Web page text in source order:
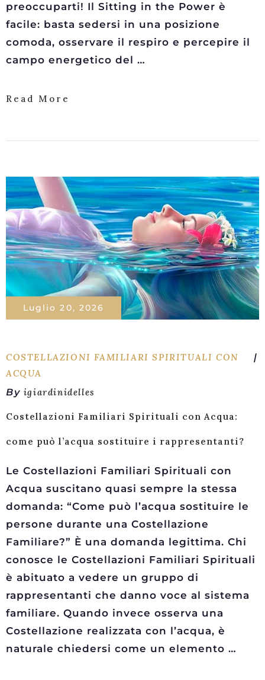
preoccuparti! Il Sitting in the Power è
facile: basta sedersi in una posizione
comoda, osservare il respiro e percepire il
campo energetico del …
Read More
Luglio 20, 2026
COSTELLAZIONI FAMILIARI SPIRITUALI CON
ACQUA
By igiardinidelles
Costellazioni Familiari Spirituali con Acqua:
come può l’acqua sostituire i rappresentanti?
Le Costellazioni Familiari Spirituali con
Acqua suscitano quasi sempre la stessa
domanda: “Come può l’acqua sostituire le
persone durante una Costellazione
Familiare?” È una domanda legittima. Chi
conosce le Costellazioni Familiari Spirituali
è abituato a vedere un gruppo di
rappresentanti che danno voce al sistema
familiare. Quando invece osserva una
Costellazione realizzata con l’acqua, è
naturale chiedersi come un elemento …